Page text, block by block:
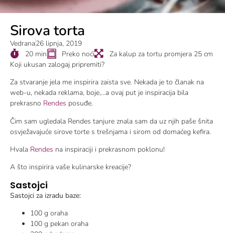
Sirova torta
Vedrana26 lipnja, 2019
20 min
Preko noći
Za kalup za tortu promjera 25 cm
Koji ukusan zalogaj pripremiti?
Za stvaranje jela me inspirira zaista sve. Nekada je to članak na
web-u, nekada reklama, boje,…a ovaj put je inspiracija bila
prekrasno Rendes posuđe.
Čim sam ugledala Rendes tanjure znala sam da uz njih paše šnita
osvježavajuće sirove torte s trešnjama i sirom od domaćeg kefira.
Hvala Rendes na inspiraciji i prekrasnom poklonu!
A što inspirira vaše kulinarske kreacije?
Sastojci
Sastojci za izradu baze:
100 g oraha
100 g pekan oraha